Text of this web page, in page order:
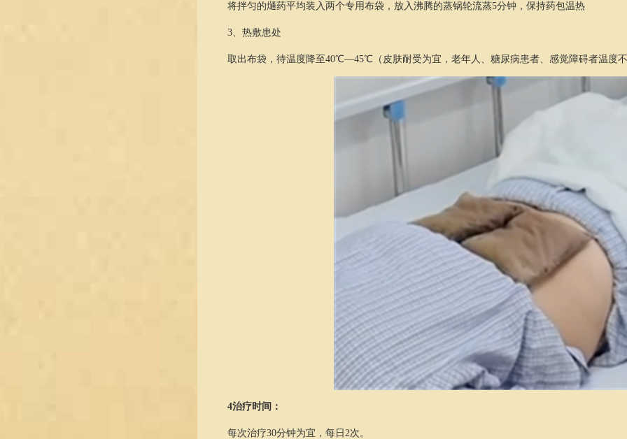
将拌匀的熥药平均装入两个专用布袋，放入沸腾的蒸锅轮流蒸5分钟，保持药包温热
3、 热敷患处
取出布袋，待温度降至40℃—45℃（皮肤耐受为宜，老年人、糖尿病患者、感觉障碍者温度
4治疗时间：
每次治疗30分钟为宜，每日2次。